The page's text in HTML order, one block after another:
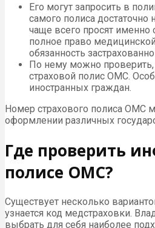
Его могут запросить в
самого полиса достаточно
чаще всего просят именно
полное право
обязанность
По нему можно
страховой полис ОМС.
иностранных граждан.
Номер страхового полиса ОМС
оформлении различных
Где проверить
полисе ОМС?
Существует несколько
узнается код медстраховки.
выбрать для себя наиболее